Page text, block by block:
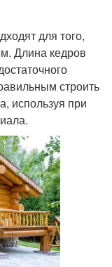
для того,
Длина кедров
строить
используя при